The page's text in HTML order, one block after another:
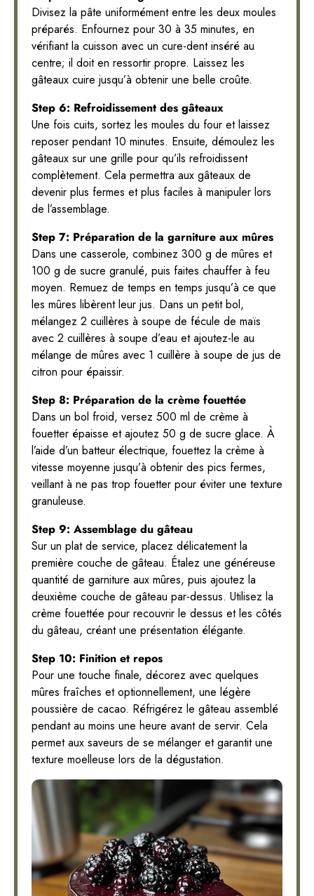
Divisez la pâte uniformément entre les deux moules
préparés. Enfournez pour 30 à 35 minutes, en
vérifiant la cuisson avec un cure-dent inséré au
centre; il doit en ressortir propre. Laissez les
gâteaux cuire jusqu’à obtenir une belle croûte.
Step 6: Refroidissement des gâteaux
Une fois cuits, sortez les moules du four et laissez
reposer pendant 10 minutes. Ensuite, démoulez les
gâteaux sur une grille pour qu’ils refroidissent
complètement. Cela permettra aux gâteaux de
devenir plus fermes et plus faciles à manipuler lors
de l’assemblage.
Step 7: Préparation de la garniture aux mûres
Dans une casserole, combinez 300 g de mûres et
100 g de sucre granulé, puis faites chauffer à feu
moyen. Remuez de temps en temps jusqu’à ce que
les mûres libèrent leur jus. Dans un petit bol,
mélangez 2 cuillères à soupe de fécule de maïs
avec 2 cuillères à soupe d’eau et ajoutez-le au
mélange de mûres avec 1 cuillère à soupe de jus de
citron pour épaissir.
Step 8: Préparation de la crème fouettée
Dans un bol froid, versez 500 ml de crème à
fouetter épaisse et ajoutez 50 g de sucre glace. À
l’aide d’un batteur électrique, fouettez la crème à
vitesse moyenne jusqu’à obtenir des pics fermes,
veillant à ne pas trop fouetter pour éviter une texture
granuleuse.
Step 9: Assemblage du gâteau
Sur un plat de service, placez délicatement la
première couche de gâteau. Étalez une généreuse
quantité de garniture aux mûres, puis ajoutez la
deuxième couche de gâteau par-dessus. Utilisez la
crème fouettée pour recouvrir le dessus et les côtés
du gâteau, créant une présentation élégante.
Step 10: Finition et repos
Pour une touche finale, décorez avec quelques
mûres fraîches et optionnellement, une légère
poussière de cacao. Réfrigérez le gâteau assemblé
pendant au moins une heure avant de servir. Cela
permet aux saveurs de se mélanger et garantit une
texture moelleuse lors de la dégustation.